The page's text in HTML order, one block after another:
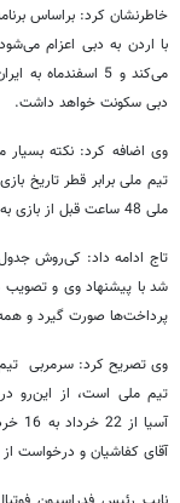
می‌کند و 5
دبی سکونت خواهد داشت.
تیم ملی برابر قطر تاریخ
ملی 48 ساعت قبل از بازی به تیم ملی اضافه می‌شوند.
تاج ادامه داد: کی‌روش
شد با پیشنهاد وی و
پرداخت‌ها صورت گیرد و همه
تیم ملی است، از این‌رو
آقای کفاشیان و درخواست از AFC و پافشاری بر آن صورت پذیرد.